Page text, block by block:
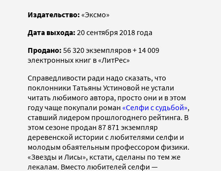
Издательство: «Эксмо»
Дата выхода: 20 сентября 2018 года
Продано: 56 320 экземпляров + 14 009
электронных книг в «ЛитРес»
Справедливости ради надо сказать, что
поклонники Татьяны Устиновой не устали
читать любимого автора, просто они и в этом
году чаще покупали роман «Селфи с судьбой»,
ставший лидером прошлогоднего рейтинга. В
этом сезоне продан 87 871 экземпляр
деревенской истории с любителями селфи и
молодым обаятельным профессором физики.
«Звезды и Лисы», кстати, сделаны по тем же
лекалам. Вместо любителей селфи —